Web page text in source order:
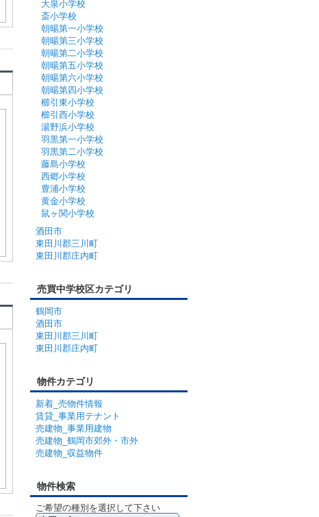
大泉小学校
斎小学校
朝暘第一小学校
朝暘第三小学校
朝暘第二小学校
朝暘第五小学校
朝暘第六小学校
朝暘第四小学校
櫛引東小学校
櫛引西小学校
湯野浜小学校
羽黒第一小学校
羽黒第二小学校
藤島小学校
西郷小学校
豊浦小学校
黄金小学校
鼠ヶ関小学校
酒田市
東田川郡三川町
東田川郡庄内町
売買中学校区カテゴリ
鶴岡市
酒田市
東田川郡三川町
東田川郡庄内町
物件カテゴリ
新着_売物件情報
賃貸_事業用テナント
売建物_事業用建物
売建物_鶴岡市郊外・市外
売建物_収益物件
物件検索
ご希望の種別を選択して下さい